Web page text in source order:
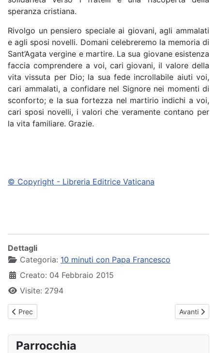
speranza cristiana.
Rivolgo un pensiero speciale ai giovani, agli ammalati
e agli sposi novelli. Domani celebreremo la memoria di
Sant’Agata vergine e martire. La sua giovane esistenza
faccia comprendere a voi, cari giovani, il valore della
vita vissuta per Dio; la sua fede incrollabile aiuti voi,
cari ammalati, a confidare nel Signore nei momenti di
sconforto; e la sua fortezza nel martirio indichi a voi,
cari sposi novelli, i valori che veramente contano per
la vita familiare. Grazie.
© Copyright - Libreria Editrice Vaticana
Dettagli
Categoria: 10 minuti con Papa Francesco
Creato: 04 Febbraio 2015
Visite: 2794
Articolo precedente: Papa Francesco - Udienza Generale - 04-
Prec Articolo
Avanti
Parrocchia